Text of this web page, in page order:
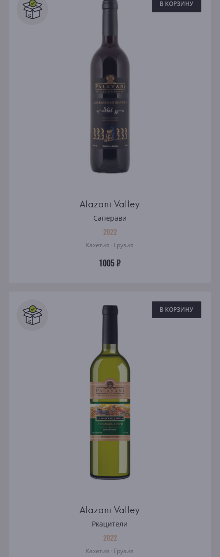
В КОРЗИНУ
Alazani Valley
Саперави
2022
Кахетия · Грузия
1005 ₽
В КОРЗИНУ
Alazani Valley
Ркацители
2022
Кахетия · Грузия